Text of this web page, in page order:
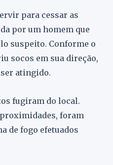
para cessar as
por um homem que
suspeito. Conforme o
socos em sua direção,
atingido.
fugiram do local.
foram
de fogo efetuados